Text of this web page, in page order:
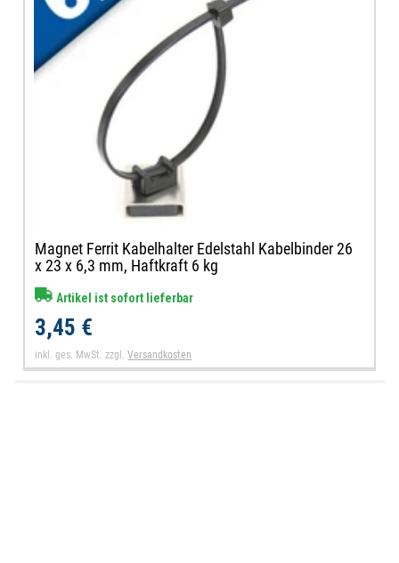
Magnet Ferrit Kabelhalter Edelstahl Kabelbinder 26
x 23 x 6,3 mm, Haftkraft 6 kg
Artikel ist sofort lieferbar
3,45 €
inkl. ges. MwSt. zzgl.Versandkosten